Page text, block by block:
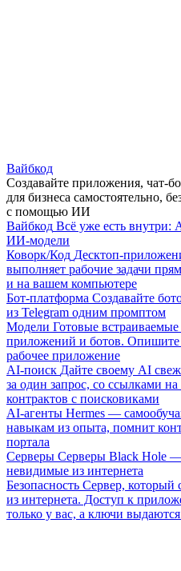
Вайбкод
Создавайте приложения, чат-
для бизнеса самостоятельно,
с помощью ИИ
Вайбкод Всё уже есть внутри:
ИИ-модели
Коворк/Код Десктоп-
выполняет рабочие задачи
и на вашем компьютере
Бот-платформа Создавайте
из Telegram одним промптом
Модели Готовые
приложений и ботов.
рабочее приложение
AI-поиск Дайте своему AI
за один запрос, со ссылками
контрактов с поисковиками
AI-агенты Hermes —
навыкам из опыта, помнит
портала
Серверы Серверы Black Hole
невидимые из интернета
Безопасность Сервер, который
из интернета. Доступ к
только у вас, а ключи